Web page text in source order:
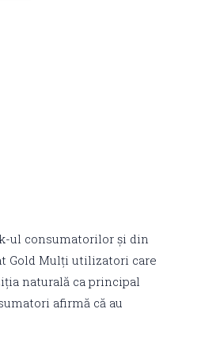
ul consumatorilor și din
Gold Mulți utilizatori care
naturală ca principal
afirmă că au